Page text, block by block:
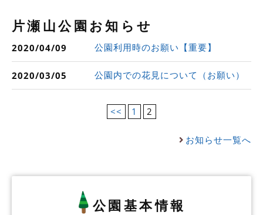
片瀬山公園お知らせ
2020/04/09 公園利用時のお願い【重要】
2020/03/05 公園内での花見について（お願い）
<< 1 2
お知らせ一覧へ
公園基本情報